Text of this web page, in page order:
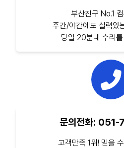
부산진구 No.1
주간/야간에도 실력있
당일 20분내 수리
문의전화:
고객만족 1위! 믿을